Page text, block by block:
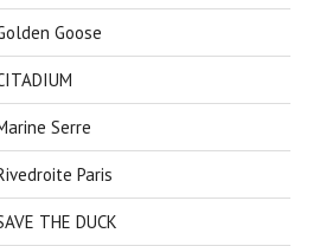
Goose
Serre
Paris
THE DUCK